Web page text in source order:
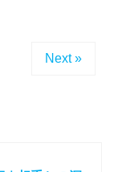
Next »